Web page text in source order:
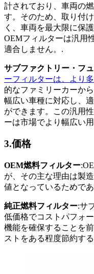
計されており、車両の
す。そのため、取り付
く、車両を最大限に保
OEMフィルターは汎用
適合しません。.
サブファクトリー・フ
ーフィルターは、より
的なファミリーカーか
幅広い車種に対応し、
ができます。この汎用
ーは市場でより幅広い
3.価格
OEM燃料フィルター
が、その主な理由は製
値となっているためで
純正燃料フィルター:サ
低価格でコストパフォ
機能を確保することを
ストをある程度節約す